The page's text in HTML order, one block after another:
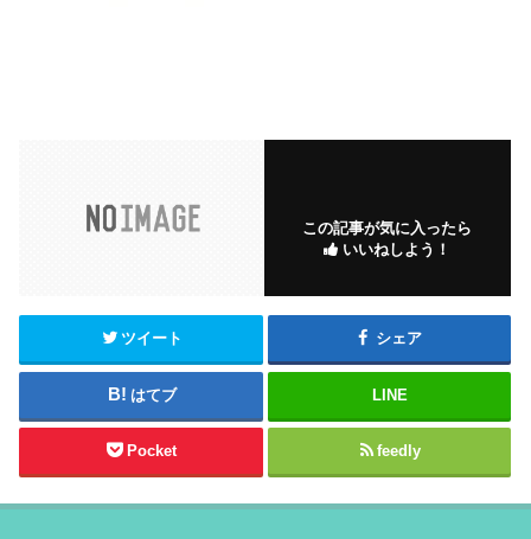
この記事が気に入ったら
いいねしよう！
ツイート シェア
はてブ LINE
Pocket feedly